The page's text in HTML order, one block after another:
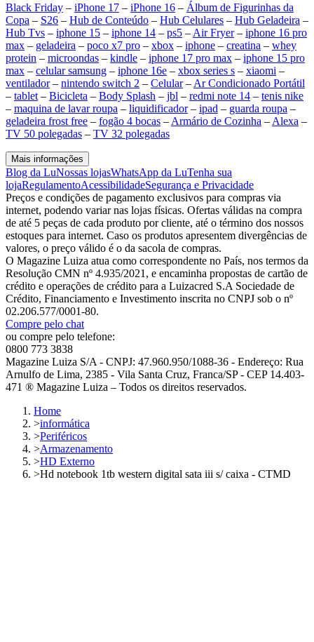
Black Friday – iPhone 17 – iPhone 16 – Álbum de Figurinhas da
Copa – S26 – Hub de Conteúdo – Hub Celulares – Hub Geladeira –
Hub Tvs – iphone 15 – iphone 14 – ps5 – Air Fryer– iphone 16 pro
max – geladeira – poco x7 pro – xbox – iphone – creatina – whey
protein – microondas – kindle – iphone 17 pro max – iphone 15 pro
max – celular samsung – iphone 16e – xbox series s – xiaomi –
ventilador– nintendo switch 2 – Celular– Ar Condicionado Portátil
– tablet – Bicicleta – Body Splash – jbl – redmi note 14 – tenis nike
– maquina de lavar roupa – liquidificador– ipad – guarda roupa –
geladeira frost free – fogão 4 bocas – Armário de Cozinha – Alexa –
TV 50 polegadas – TV 32 polegadas
Mais informações
Blog da LuNossas lojasWhatsApp da LuTenha sua
lojaRegulamentoAcessibilidadeSegurança e Privacidade
Preços e condições de pagamento exclusivos para compras via
internet, podendo variar nas lojas físicas. Ofertas válidas na compra
de até 5 peças de cada produto por cliente, até o término dos nossos
estoques para internet. Caso os produtos apresentem divergências de
valores, o preço válido é o da sacola de compras.
O Magazine Luiza atua como correspondente no País, nos termos da
Resolução CMN nº 4.935/2021, e encaminha propostas de cartão de
crédito e operações de crédito para a Luizacred S.A Sociedade de
Crédito, Financiamento e Investimento inscrita no CNPJ sob o nº
02.206.577/0001-80.
Compre pelo chat
ou compre pelo telefone:
0800 773 3838
Magazine Luiza S/A - CNPJ: 47.960.950/1088-36 - Endereço: Rua
Arnulfo de Lima, 2385 - Vila Santa Cruz, Franca/SP - CEP 14.403-
471 ® Magazine Luiza – Todos os direitos reservados.
Home
>informática
>Periféricos
>Armazenamento
>HD Externo
>Hd notebook 1tb western digital sata iii s/ caixa - CTMD